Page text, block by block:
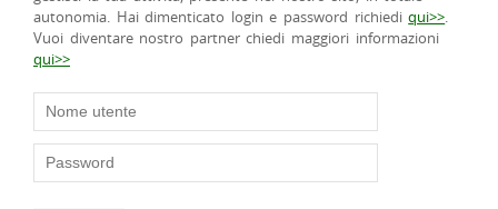
autonomia. Hai dimenticato login e password richiediqui>>.
Vuoi diventare nostro partner chiedi maggiori informazioni
qui>>